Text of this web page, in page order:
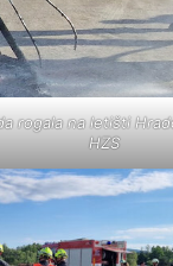
rogala na letišti
HZS